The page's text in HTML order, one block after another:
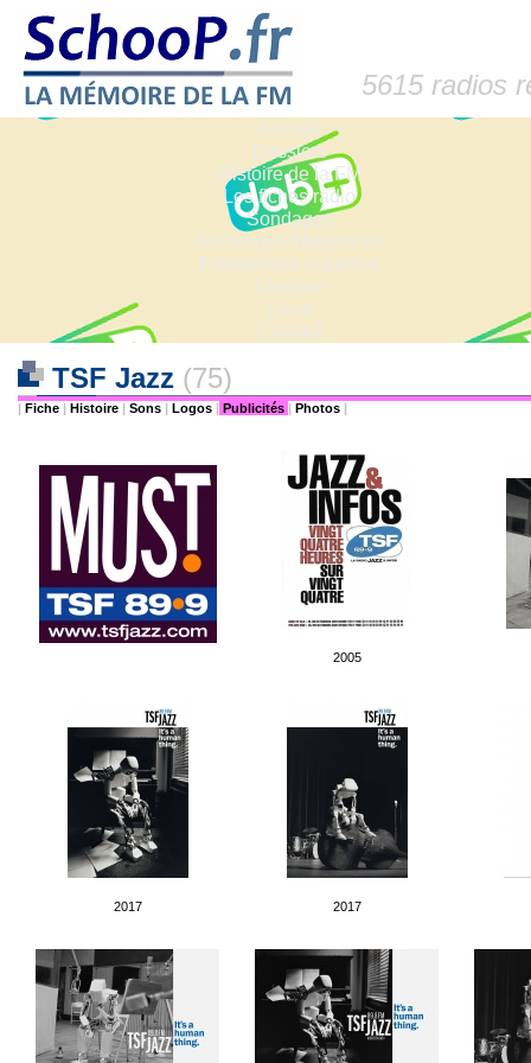
5615 radios
Accueil
Dossiers
Histoire de la FM
Les fiches radio
Sondages
Anciennes fréquences
Fréquences actuelles
Lexique
Liens
Contact
TSF Jazz (75)
| Fiche | Histoire | Sons | Logos | Publicités | Photos |
2005
2017 2017